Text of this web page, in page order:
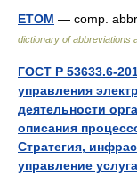
ETOM — comp.
dictionary of abbreviations
ГОСТ Р 53633.6-
управления
деятельности
описания
Стратегия,
управление